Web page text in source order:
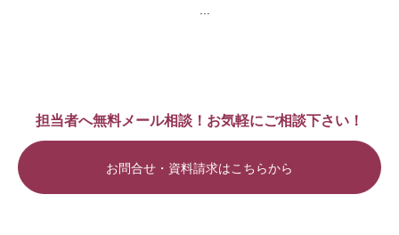
担当者へ無料メール相談！お気軽にご相談下さい！
お問合せ・資料請求はこちらから